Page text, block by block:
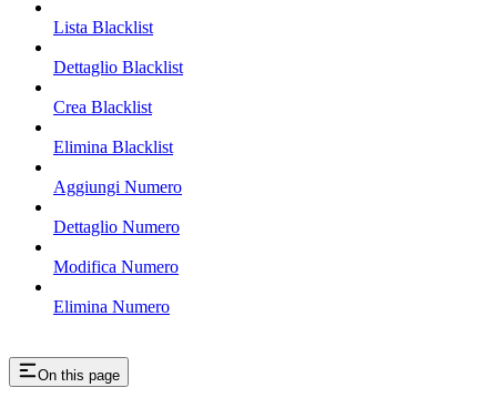
Lista Blacklist
Dettaglio Blacklist
Crea Blacklist
Elimina Blacklist
Aggiungi Numero
Dettaglio Numero
Modifica Numero
Elimina Numero
On this page